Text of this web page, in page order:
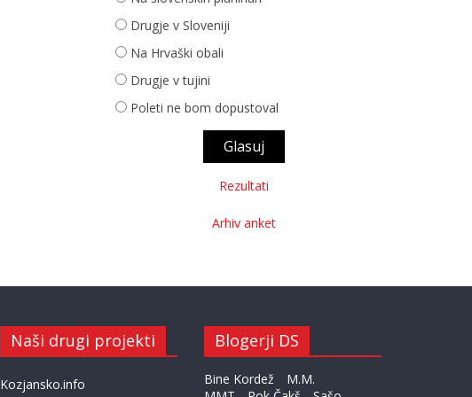
Drugje v Sloveniji
Na Hrvaški obali
Drugje v tujini
Poleti ne bom dopustoval
Rezultati
Arhiv anket
Naši drugi projekti
Kozjansko.info
Blogerji DS
Bine Kordež
M.M.